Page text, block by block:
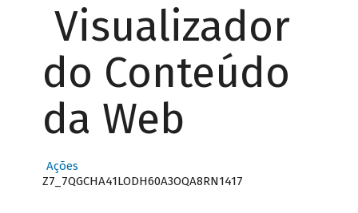
Visualizador
do Conteúdo
da Web
Ações
Z7_7QGCHA41LODH60A3OQA8RN1417